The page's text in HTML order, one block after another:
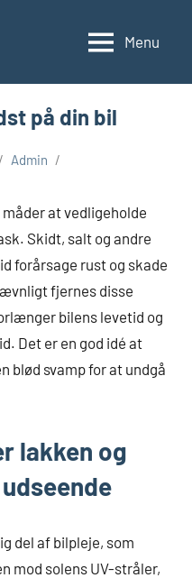
Menu
på din bil
Admin
at vedligeholde
Skidt, salt og andre
forårsage rust og skade
fjernes disse
bilens levetid og
Det er en god idé at
blød svamp for at undgå
lakken og
del af bilpleje, som
mod solens UV-stråler,